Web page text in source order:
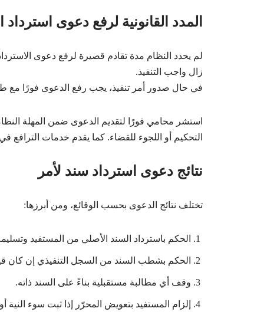
المدد القانونية لرفع دعوى استرداد
لم يحدد النظام مدة تقادم قصيرة لرفع دعوى
زال واجب التنفيذ.
في حال صدور أمر تنفيذ، يجب رفع الدعوى فورًا مع
استشر محامي فورًا لتقديم الدعوى ضمن المهلة
التحكيم أو اللجوء للقضاء. كما يقدم خدمات الترافع في
نتائج دعوى استرداد سند لأمر
تختلف نتائج الدعوى بحسب الوقائع، ومن أبرزها:
الحكم باسترداد السند الأصلي من المستفيد
الحكم بشطب السند من السجل التنفيذي إن كان
وقف أي مطالبة مستقبلية بناءً على السند ذاته.
إلزام المستفيد بتعويض المحرّر إذا ثبت سوء النية